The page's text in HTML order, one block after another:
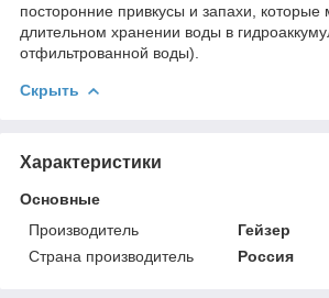
посторонние привкусы и запахи, которые
длительном хранении воды в
отфильтрованной воды).
Скрыть
Характеристики
Основные
Производитель
Гейзер
Страна производитель
Россия